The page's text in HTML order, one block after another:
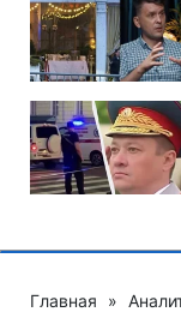
Главная »